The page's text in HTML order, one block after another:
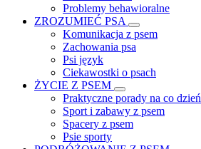
Problemy behawioralne
ZROZUMIEĆ PSA
Komunikacja z psem
Zachowania psa
Psi język
Ciekawostki o psach
ŻYCIE Z PSEM
Praktyczne porady na co dzień
Sport i zabawy z psem
Spacery z psem
Psie sporty